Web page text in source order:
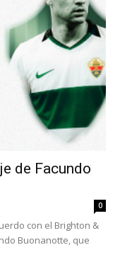
de Facundo
0
con el Brighton &
Buonanotte, que